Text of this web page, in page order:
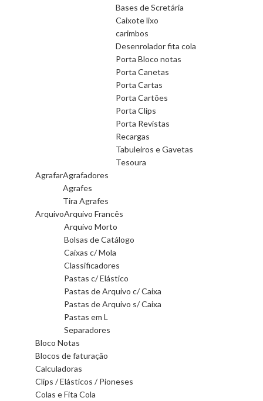
Bases de Scretária
Caixote lixo
carimbos
Desenrolador fita cola
Porta Bloco notas
Porta Canetas
Porta Cartas
Porta Cartões
Porta Clips
Porta Revistas
Recargas
Tabuleiros e Gavetas
Tesoura
AgrafarAgrafadores
Agrafes
Tira Agrafes
ArquivoArquivo Francês
Arquivo Morto
Bolsas de Catálogo
Caixas c/ Mola
Classificadores
Pastas c/ Elástico
Pastas de Arquivo c/ Caixa
Pastas de Arquivo s/ Caixa
Pastas em L
Separadores
Bloco Notas
Blocos de faturação
Calculadoras
Clips / Elásticos / Pioneses
Colas e Fita Cola